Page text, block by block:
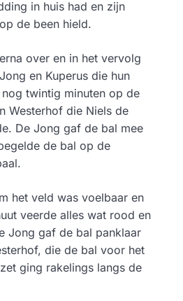
in huis had en zijn
de been hield.
over en in het vervolg
en Kuperus die hun
twintig minuten op de
Westerhof die Niels de
De Jong gaf de bal mee
de bal op de
het veld was voelbaar en
veerde alles wat rood en
Jong gaf de bal panklaar
die de bal voor het
ging rakelings langs de